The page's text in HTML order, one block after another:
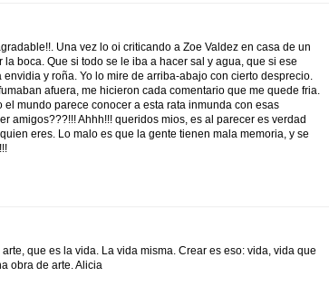
Una vez lo oi criticando a Zoe Valdez en casa de un
boca. Que si todo se le iba a hacer sal y agua, que si ese
y roña. Yo lo mire de arriba-abajo con cierto desprecio.
afuera, me hicieron cada comentario que me quede fria.
mundo parece conocer a esta rata inmunda con esas
amigos???!!! Ahhh!!! queridos mios, es al parecer es verdad
eres. Lo malo es que la gente tienen mala memoria, y se
que es la vida. La vida misma. Crear es eso: vida, vida que
obra de arte. Alicia